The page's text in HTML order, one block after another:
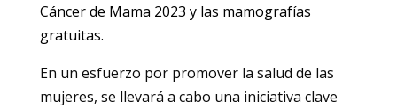
Cáncer de Mama 2023 y las mamografías
gratuitas.
En un esfuerzo por promover la salud de las
mujeres, se llevará a cabo una iniciativa clave